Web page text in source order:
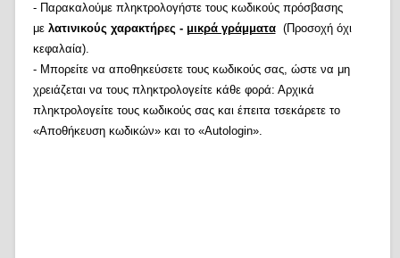
- Παρακαλούμε πληκτρολογήστε τους κωδικούς πρόσβασης
με λατινικούς χαρακτήρες - μικρά γράμματα(Προσοχή όχι
κεφαλαία).
- Μπορείτε να αποθηκεύσετε τους κωδικούς σας, ώστε να μη
χρειάζεται να τους πληκτρολογείτε κάθε φορά: Αρχικά
πληκτρολογείτε τους κωδικούς σας και έπειτα τσεκάρετε το
«Αποθήκευση κωδικών» και το «Autologin».